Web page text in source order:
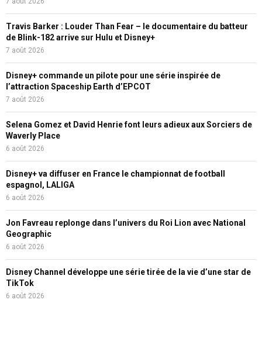
Travis Barker : Louder Than Fear – le documentaire du batteur
de Blink-182 arrive sur Hulu et Disney+
7 août 2026
Disney+ commande un pilote pour une série inspirée de
l’attraction Spaceship Earth d’EPCOT
7 août 2026
Selena Gomez et David Henrie font leurs adieux aux Sorciers de
Waverly Place
6 août 2026
Disney+ va diffuser en France le championnat de football
espagnol, LALIGA
6 août 2026
Jon Favreau replonge dans l’univers du Roi Lion avec National
Geographic
6 août 2026
Disney Channel développe une série tirée de la vie d’une star de
TikTok
6 août 2026